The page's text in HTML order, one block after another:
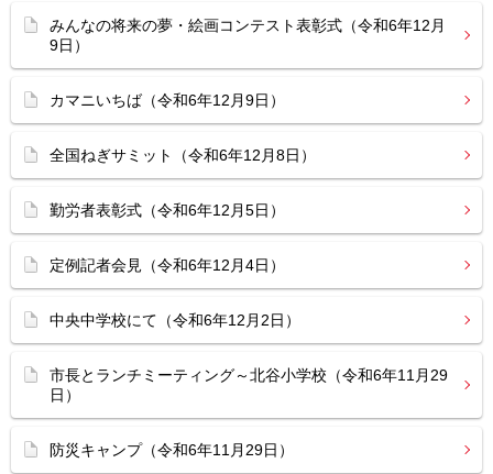
みんなの将来の夢・絵画コンテスト表彰式（令和6年12月
9日）
カマニいちば（令和6年12月9日）
全国ねぎサミット（令和6年12月8日）
勤労者表彰式（令和6年12月5日）
定例記者会見（令和6年12月4日）
中央中学校にて（令和6年12月2日）
市長とランチミーティング～北谷小学校（令和6年11月29
日）
防災キャンプ（令和6年11月29日）